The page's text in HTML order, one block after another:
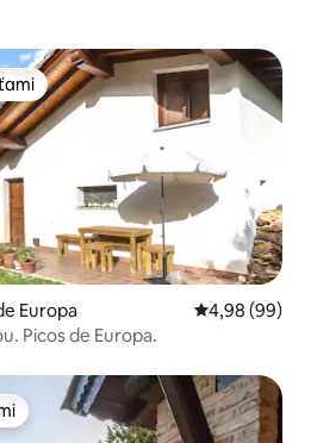
Picos de Europa Priemerné
4,98 (99)
Picos de Europa.